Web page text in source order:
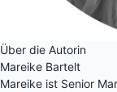
Über die Autorin
Mareike Bartelt
Mareike ist Senior